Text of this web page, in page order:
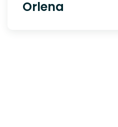
Orlena